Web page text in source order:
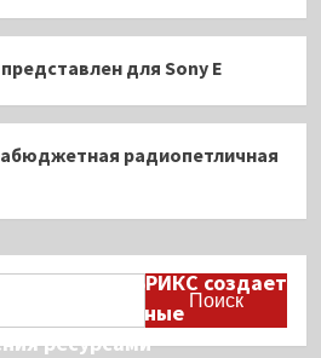
для Sony E
радиопетличная
площадка БРИКС создает
единые
ресурсами